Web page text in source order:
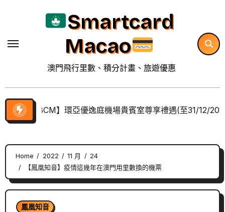
Smartcard
Macao
澳門飛行里數、積分計畫、旅遊優惠
【BCM】環亞優逸庭機場貴賓室尊享禮遇(至31/12/
Home 2022 11 月
24
【鳳凰知音】疫情這幾年在澳門用里數換的機票
鳳凰知音